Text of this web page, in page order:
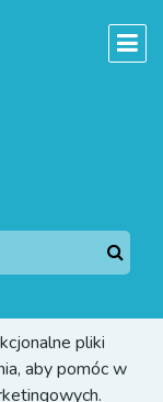
pliki
aby pomóc w